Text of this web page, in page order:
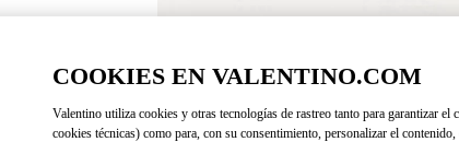
COOKIES EN VALENTINO.COM
Valentino utiliza cookies y otras tecnologías de rastreo tanto para garantizar
cookies técnicas) como para, con su consentimiento, personalizar el